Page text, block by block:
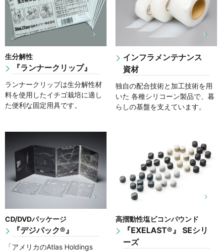
生分解性
『ランナークリップ』
ランナークリップは生分解性材
料を使用したイチゴ栽培に適し
た便利な固定用具です。
インフラメンテナンス
資材
独自の配合技術と加工技術を用
いた 各種シリコーン製品で、暮
らしの基盤を支えています。
CD/DVDパッケージ
『デジパック®』
「アメリカのAtlas Holdings
高摺動性塩ビコンパウンド
『EXELAST®』 SEシリ
ーズ